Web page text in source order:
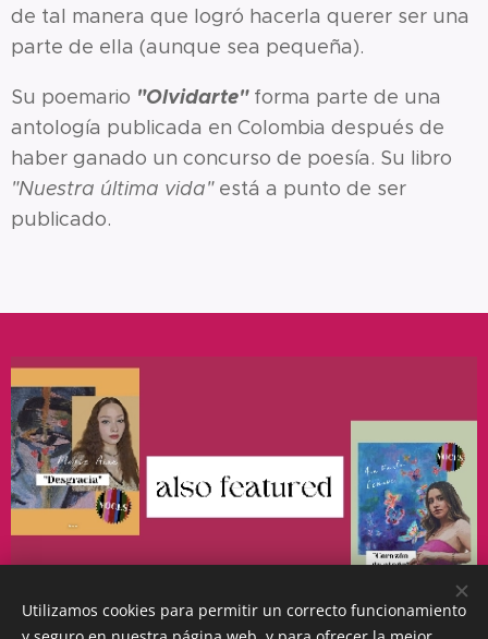
de tal manera que logró hacerla querer ser una
parte de ella (aunque sea pequeña).
Su poemario ¨"Olvidarte"forma parte de una
antología publicada en Colombia después de
haber ganado un concurso de poesía. Su libro
"Nuestra última vida"está a punto de ser
publicado.
Utilizamos cookies para permitir un correcto funcionamiento